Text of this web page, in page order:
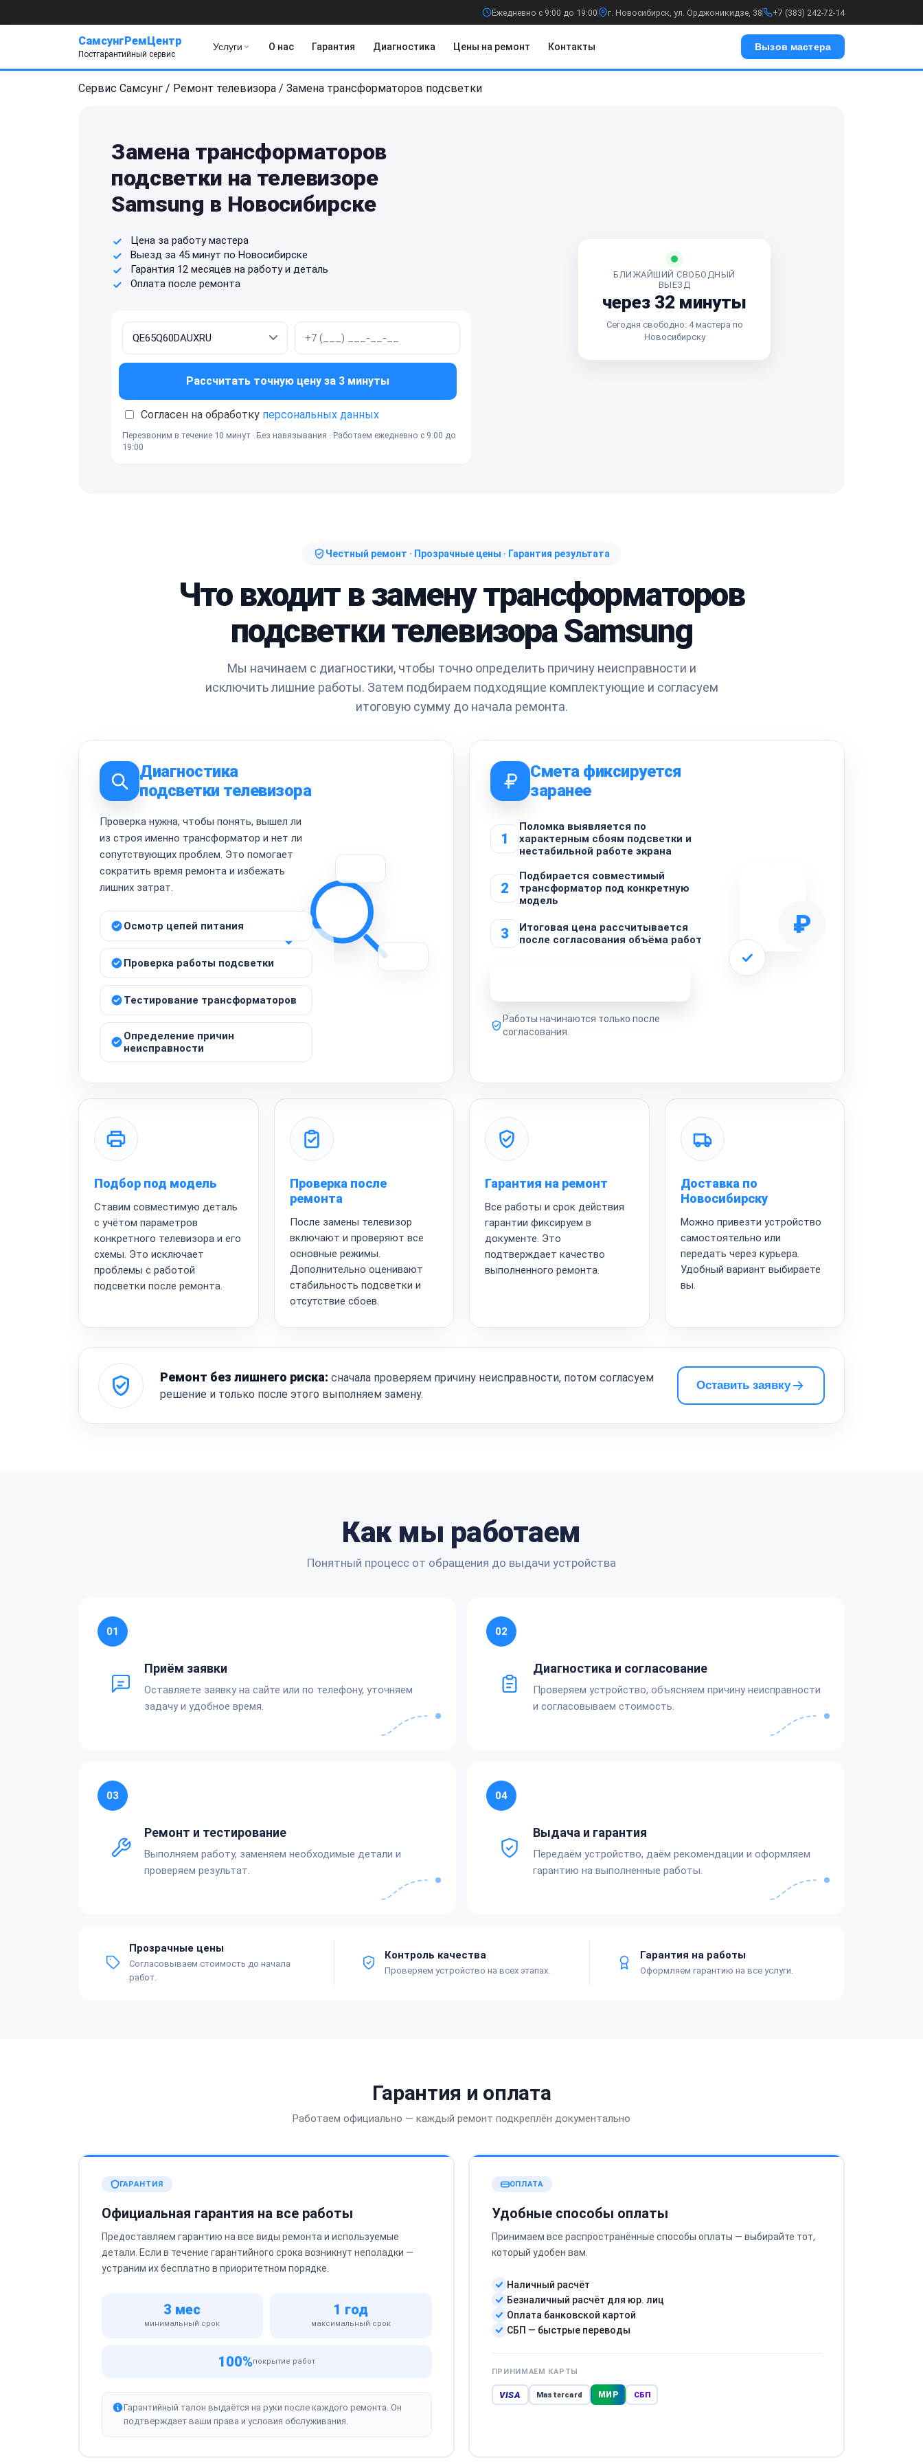
Ежедневно с 9:00 до 19:00 г. Новосибирск, ул. Орджоникидзе, 38 +7 (383) 242-72-14
СамсунгРемЦентр
Постгарантийный сервис
Услуги О нас Гарантия Диагностика Цены на ремонт Контакты Вызов мастера
Сервис Самсунг / Ремонт телевизора / Замена трансформаторов подсветки
Замена трансформаторов
подсветки на телевизоре
Samsung в Новосибирске
Цена за работу мастера
Выезд за 45 минут по Новосибирске
Гарантия 12 месяцев на работу и деталь
Оплата после ремонта
Рассчитать точную цену за 3 минуты
Согласен на обработку персональных данных
Перезвоним в течение 10 минут · Без навязывания · Работаем ежедневно с 9:00 до
19:00
БЛИЖАЙШИЙ СВОБОДНЫЙ
ВЫЕЗД
через 32 минуты
Сегодня свободно: 4 мастера по
Новосибирску
Честный ремонт · Прозрачные цены · Гарантия результата
Что входит в замену трансформаторов
подсветки телевизора Samsung
Мы начинаем с диагностики, чтобы точно определить причину неисправности и
исключить лишние работы. Затем подбираем подходящие комплектующие и согласуем
итоговую сумму до начала ремонта.
Диагностика
подсветки телевизора
Проверка нужна, чтобы понять, вышел ли
из строя именно трансформатор и нет ли
сопутствующих проблем. Это помогает
сократить время ремонта и избежать
лишних затрат.
Осмотр цепей питания
Проверка работы подсветки
Тестирование трансформаторов
Определение причин
неисправности
Смета фиксируется
заранее
1
Поломка выявляется по
характерным сбоям подсветки и
нестабильной работе экрана
2
Подбирается совместимый
трансформатор под конкретную
модель
3
Итоговая цена рассчитывается
после согласования объёма работ
Работы начинаются только после
согласования.
₽
Подбор под модель
Ставим совместимую деталь
с учётом параметров
конкретного телевизора и его
схемы. Это исключает
проблемы с работой
подсветки после ремонта.
Проверка после
ремонта
После замены телевизор
включают и проверяют все
основные режимы.
Дополнительно оценивают
стабильность подсветки и
отсутствие сбоев.
Гарантия на ремонт
Все работы и срок действия
гарантии фиксируем в
документе. Это
подтверждает качество
выполненного ремонта.
Доставка по
Новосибирску
Можно привезти устройство
самостоятельно или
передать через курьера.
Удобный вариант выбираете
вы.
Ремонт без лишнего риска: сначала проверяем причину неисправности, потом согласуем
решение и только после этого выполняем замену.
Оставить заявку
Как мы работаем
Понятный процесс от обращения до выдачи устройства
01
Приём заявки
Оставляете заявку на сайте или по телефону, уточняем
задачу и удобное время.
02
Диагностика и согласование
Проверяем устройство, объясняем причину неисправности
и согласовываем стоимость.
03
Ремонт и тестирование
Выполняем работу, заменяем необходимые детали и
проверяем результат.
04
Выдача и гарантия
Передаём устройство, даём рекомендации и оформляем
гарантию на выполненные работы.
Прозрачные цены
Согласовываем стоимость до начала
работ.
Контроль качества
Проверяем устройство на всех этапах.
Гарантия на работы
Оформляем гарантию на все услуги.
Гарантия и оплата
Работаем официально — каждый ремонт подкреплён документально
ГАРАНТИЯ
Официальная гарантия на все работы
Предоставляем гарантию на все виды ремонта и используемые
детали. Если в течение гарантийного срока возникнут неполадки —
устраним их бесплатно в приоритетном порядке.
3 мес
минимальный срок
1 год
максимальный срок
100%покрытие работ
Гарантийный талон выдаётся на руки после каждого ремонта. Он
подтверждает ваши права и условия обслуживания.
ОПЛАТА
Удобные способы оплаты
Принимаем все распространённые способы оплаты — выбирайте тот,
который удобен вам.
Наличный расчёт
Безналичный расчёт для юр. лиц
Оплата банковской картой
СБП — быстрые переводы
ПРИНИМАЕМ КАРТЫ
VISA Mastercard МИР СБП